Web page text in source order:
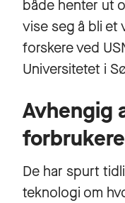
både henter ut
vise seg å bli et
forskere ved
Universitetet i
Avhengig
forbrukere
De har spurt
teknologi om